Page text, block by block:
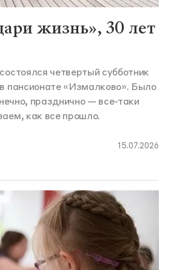
жизнь», 30 лет
четвертый субботник
пансионате «Измалково». Было
празднично — все-таки
как все прошло.
15.07.2026